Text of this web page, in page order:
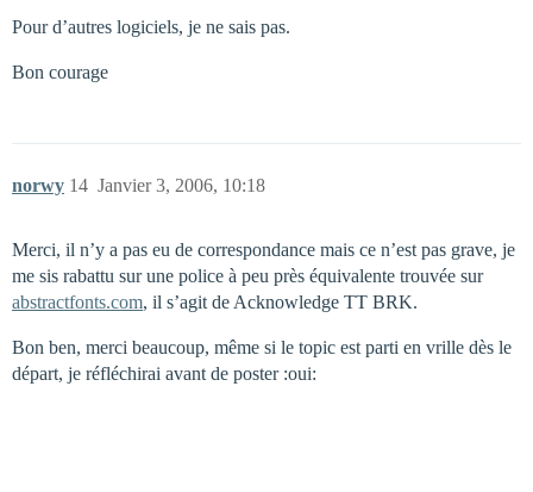
Pour d’autres logiciels, je ne sais pas.
Bon courage
norwy Janvier 3, 2006, 10:18
14
Merci, il n’y a pas eu de correspondance mais ce n’est pas grave, je
me sis rabattu sur une police à peu près équivalente trouvée sur
abstractfonts.com, il s’agit de Acknowledge TT BRK.
Bon ben, merci beaucoup, même si le topic est parti en vrille dès le
départ, je réfléchirai avant de poster :oui: